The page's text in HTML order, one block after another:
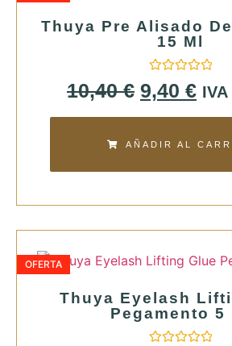
Thuya Pre Alisado
15 Ml
Valorado
con
0
de
10,40€ 9,40 €
AÑADIR AL
OFERTA
Thuya Eyelash
Pegamento 5